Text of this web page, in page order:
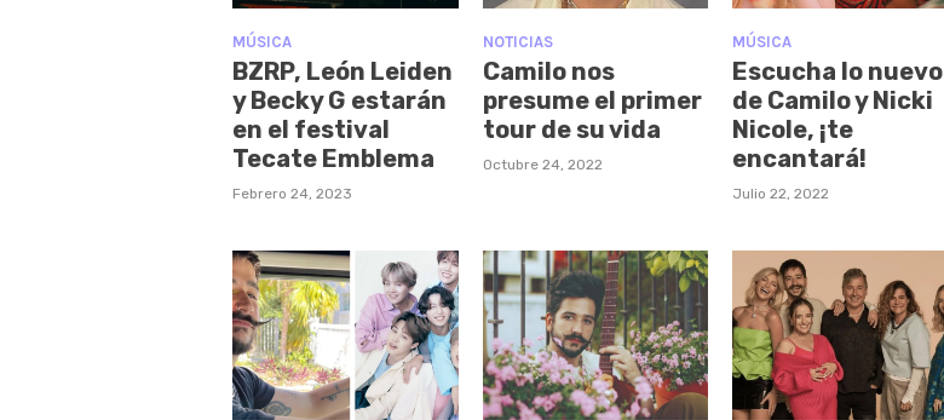
MÚSICA
BZRP, León Leiden
y Becky G estarán
en el festival
Tecate Emblema
Febrero 24, 2023
NOTICIAS
Camilo nos
presume el primer
tour de su vida
Octubre 24, 2022
MÚSICA
Escucha lo nuevo
de Camilo y Nicki
Nicole, ¡te
encantará!
Julio 22, 2022